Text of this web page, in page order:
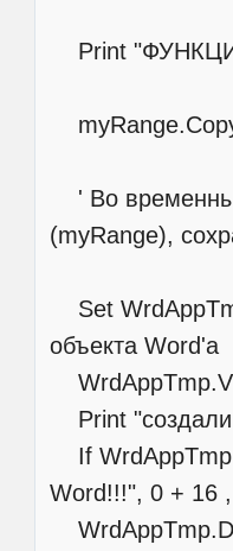
Print
' Во
(myRange),
Set
объекта Word'a
Print
If WrdAppTmp
Word!!!", 0 + 16